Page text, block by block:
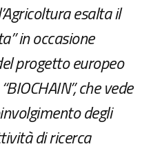
esalta il
in occasione
progetto europeo
che vede
degli
di ricerca